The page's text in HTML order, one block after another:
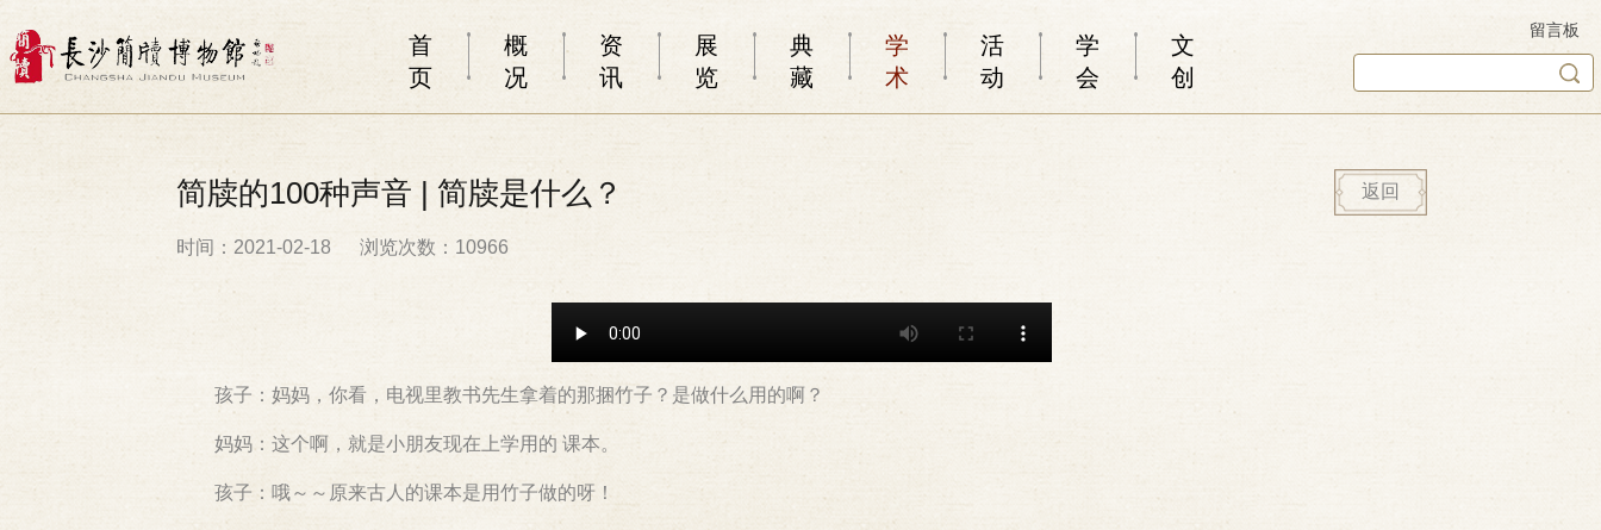
首
页
概
况
资
讯
展
览
典
藏
学
术
活
动
学
会
文
创
留言板
简牍的100种声音 | 简牍是什么？ 返回
时间：2021-02-18 浏览次数：10966
孩子：妈妈，你看，电视里教书先生拿着的那捆竹子？是做什么用的啊？
妈妈：这个啊，就是小朋友现在上学用的 课本。
孩子：哦～～原来古人的课本是用竹子做的呀！